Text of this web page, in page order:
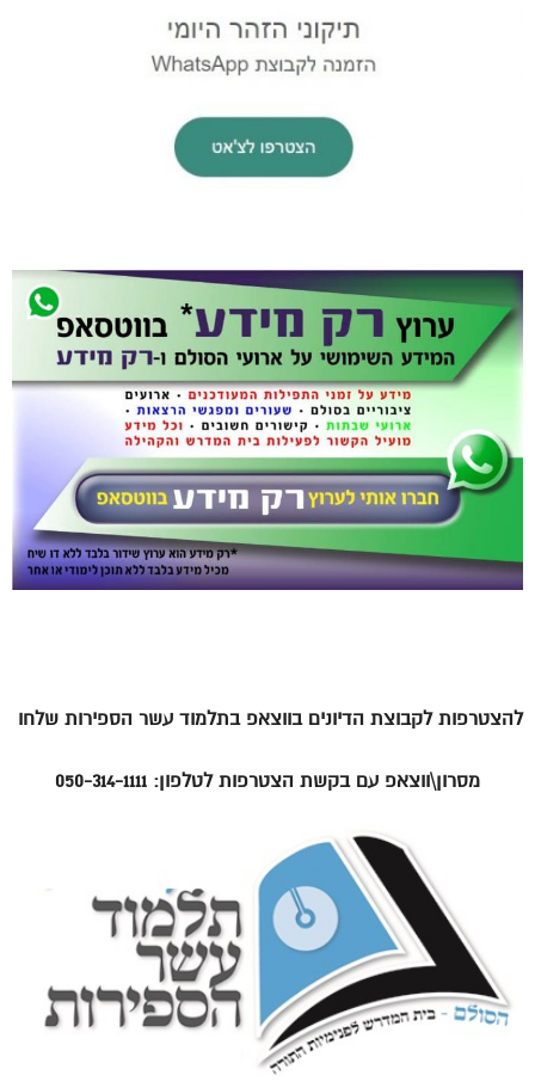
להצטרפות לקבוצת הדיונים בווצאפ בתלמוד עשר הספירות שלחו
מסרון\ווצאפ עם בקשת הצטרפות לטלפון: 050-314-1111